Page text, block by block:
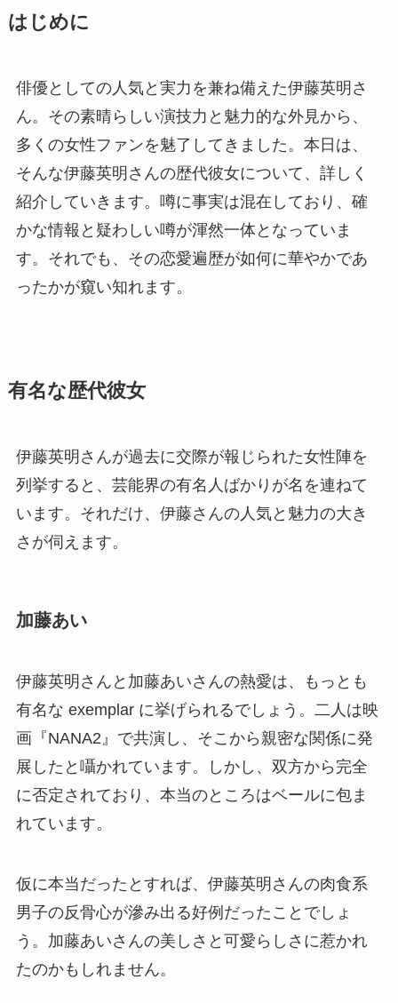
はじめに
俳優としての人気と実力を兼ね備えた伊藤英明さ
ん。その素晴らしい演技力と魅力的な外見から、
多くの女性ファンを魅了してきました。本日は、
そんな伊藤英明さんの歴代彼女について、詳しく
紹介していきます。噂に事実は混在しており、確
かな情報と疑わしい噂が渾然一体となっていま
す。それでも、その恋愛遍歴が如何に華やかであ
ったかが窺い知れます。
有名な歴代彼女
伊藤英明さんが過去に交際が報じられた女性陣を
列挙すると、芸能界の有名人ばかりが名を連ねて
います。それだけ、伊藤さんの人気と魅力の大き
さが伺えます。
加藤あい
伊藤英明さんと加藤あいさんの熱愛は、もっとも
有名な exemplar に挙げられるでしょう。二人は映
画『NANA2』で共演し、そこから親密な関係に発
展したと囁かれています。しかし、双方から完全
に否定されており、本当のところはベールに包ま
れています。
仮に本当だったとすれば、伊藤英明さんの肉食系
男子の反骨心が滲み出る好例だったことでしょ
う。加藤あいさんの美しさと可愛らしさに惹かれ
たのかもしれません。